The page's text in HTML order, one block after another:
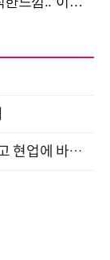
단 하루, 이론과 실습으로 하네스를 익히고 현업에 바로 쓰는 핸즈온 워크숍 (8/20)